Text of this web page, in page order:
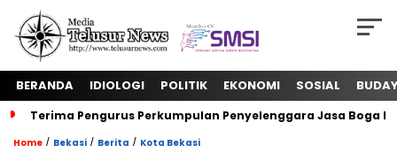
BERANDA IDIOLOGI POLITIK EKONOMI SOSIAL
Terima Pengurus Perkumpulan Penyelenggara Jasa Boga
Home / Bekasi / Berita / Kota Bekasi